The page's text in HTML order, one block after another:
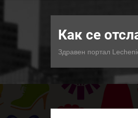
Как се
Здравен портал